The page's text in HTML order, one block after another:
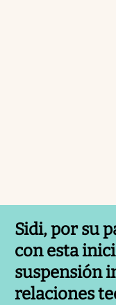
Sidi, por su
con esta
suspensión
relaciones